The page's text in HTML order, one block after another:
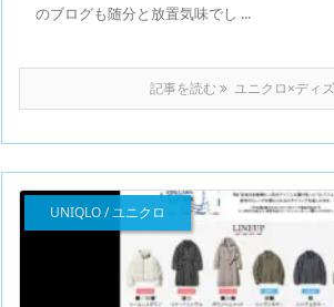
のブログも随分と放置気味でし ...
記事を読む ユニクロ×ディ
UNIQLO / ユニクロ